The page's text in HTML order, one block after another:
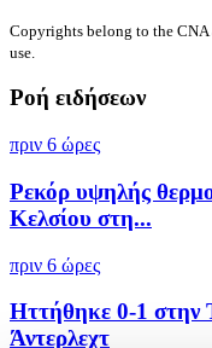
Copyrights belong to the CNA
use.
Ροή ειδήσεων
πριν 6 ώρες
Ρεκόρ υψηλής
Κελσίου στη...
πριν 6 ώρες
Ηττήθηκε 0-1
Άντερλεχτ